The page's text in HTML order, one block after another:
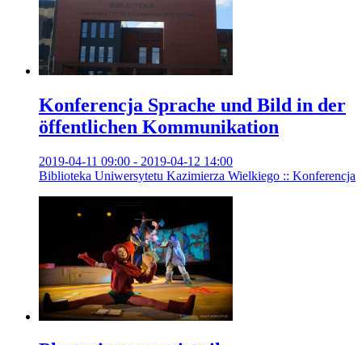
Konferencja Sprache und Bild in der
öffentlichen Kommunikation
2019-04-11 09:00 - 2019-04-12 14:00
Biblioteka Uniwersytetu Kazimierza Wielkiego :: Konferencja